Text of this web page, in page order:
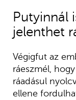
Putyinnál
jelenthet
Végigfut az
ráeszmél,
ráadásul
ellene